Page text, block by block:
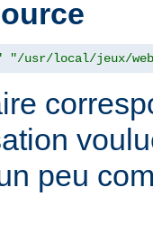
"/usr/local/jeux/
peu